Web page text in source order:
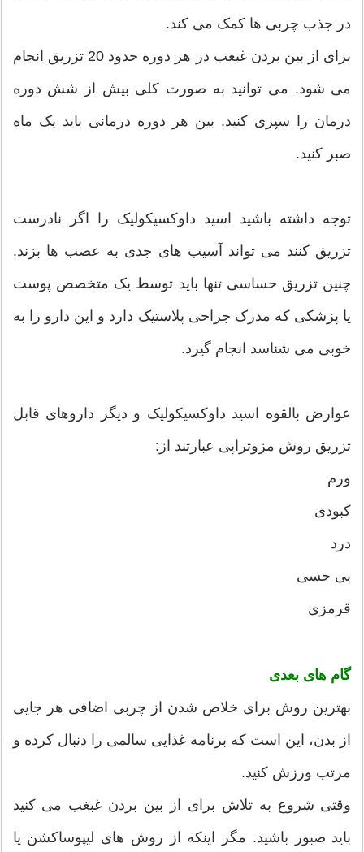
در جذب چربی ها کمک می کند.
برای از بین بردن غبغب در هر دوره حدود 20 تزریق انجام
می شود. می توانید به صورت کلی بیش از شش دوره
درمان را سپری کنید. بین هر دوره درمانی باید یک ماه
صبر کنید.
توجه داشته باشید اسید داوکسیکولیک را اگر نادرست
تزریق کنند می تواند آسیب های جدی به عصب ها بزند.
چنین تزریق حساسی تنها باید توسط یک متخصص پوست
یا پزشکی که مدرک جراحی پلاستیک دارد و این دارو را به
خوبی می شناسد انجام گیرد.
عوارض بالقوه اسید داوکسیکولیک و دیگر داروهای قابل
تزریق روش مزوتراپی عبارتند از:
ورم
کبودی
درد
بی حسی
قرمزی
گام های بعدی
بهترین روش برای خلاص شدن از چربی اضافی هر جایی
از بدن، این است که برنامه غذایی سالمی را دنبال کرده و
مرتب ورزش کنید.
وقتی شروع به تلاش برای از بین بردن غبغب می کنید
باید صبور باشید. مگر اینکه از روش های لیپوساکشن یا